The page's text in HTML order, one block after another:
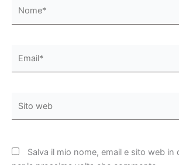
Salva il mio nome, email e sito web